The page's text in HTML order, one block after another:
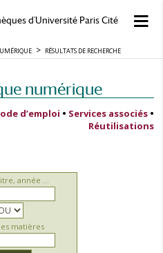
d'Université Paris Cité
RÉSULTATS DE RECHERCHE
numérique
d’emploi • Services associés •
Réutilisations
année ...
matières